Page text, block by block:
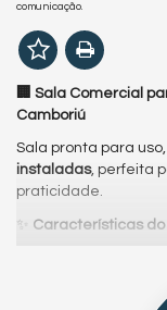
comunicação.
🏢 Sala Comercial
Camboriú
Sala pronta para
instaladas, perfeita
praticidade.
✨ Características do
2 vagas de